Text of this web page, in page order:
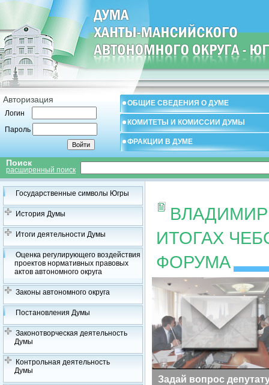
Авторизация
Логин
Пароль
ОБЩИЕ СВЕДЕНИЯ О ДУМЕ
КОМИТЕТЫ И КОМИССИИ ДУМЫ
ФРАКЦИИ В ДУМЕ
Поиск
расширенный поиск
Государственные символы Югры
История Думы
Итоги деятельности Думы
Оценка регулирующего воздействия
проектов нормативных правовых
актов автономного округа
Законы автономного округа
Постановления Думы
Законотворческая деятельность
Думы
Контрольная деятельность
Думы
ИТОГАХ
ФОРУМА
Задай вопрос